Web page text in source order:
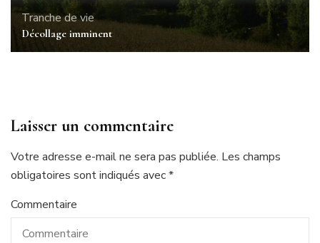
Tranche de vie
Décollage imminent
Laisser un commentaire
Votre adresse e-mail ne sera pas publiée. Les champs
obligatoires sont indiqués avec*
Commentaire